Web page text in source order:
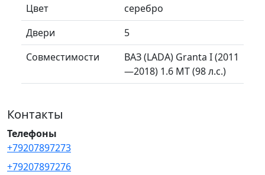
Цвет
серебро
Двери
5
Совместимости
ВАЗ (LADA) Granta I (2011
—2018) 1.6 MT (98 л.с.)
Контакты
Телефоны
+79207897273
+79207897276